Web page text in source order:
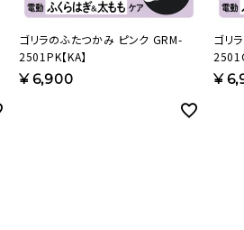
ゴリラのふたつかみ ピンク GRM-
2501PK【KA】
¥6,900
ゴリ
¥